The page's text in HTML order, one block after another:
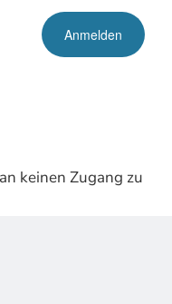
keinen Zugang zu